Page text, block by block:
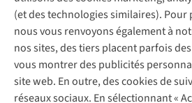
(et des technologies similaires).
nous vous renvoyons également à
nos sites, des tiers placent parfois
vous montrer des publicités
site web. En outre, des cookies de
réseaux sociaux. En sélectionnant «
Contactez-nous
Déclaration d'accessibilité
Service de lavage
Entretien de chaussures
Réparation de chaussures
Réparation de vêtements
Retouches
Pour les entreprises
Explore Camp
Expertise & conseils
Abonnez-vous à la newsletter
Suivez-nous